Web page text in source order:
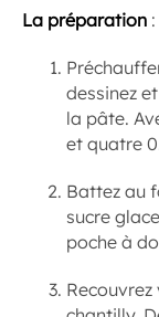
La préparation :
dessinez
la pâte.
et quatre
Battez au
sucre
poche à